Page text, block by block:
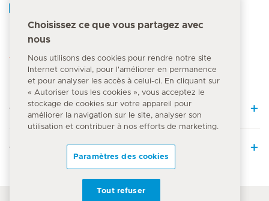
Numéro d'urgence
144
Quick Links
Offre médicale
Choisissez ce que vous partagez avec
nous
Nous utilisons des cookies pour rendre notre site
Internet convivial, pour l'améliorer en permanence
et pour analyser les accès à celui-ci. En cliquant sur
« Autoriser tous les cookies », vous acceptez le
stockage de cookies sur votre appareil pour
améliorer la navigation sur le site, analyser son
utilisation et contribuer à nos efforts de marketing.
Paramètres des cookies
Tout refuser